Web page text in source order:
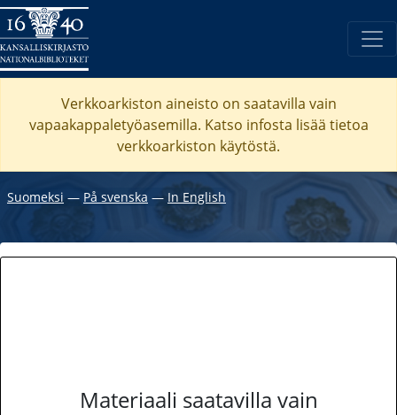
Verkkoarkiston aineisto on saatavilla vain
vapaakappaletyöasemilla. Katso infosta lisää tietoa
verkkoarkiston käytöstä.
Suomeksi ― På svenska ― In English
Materiaali saatavilla vain